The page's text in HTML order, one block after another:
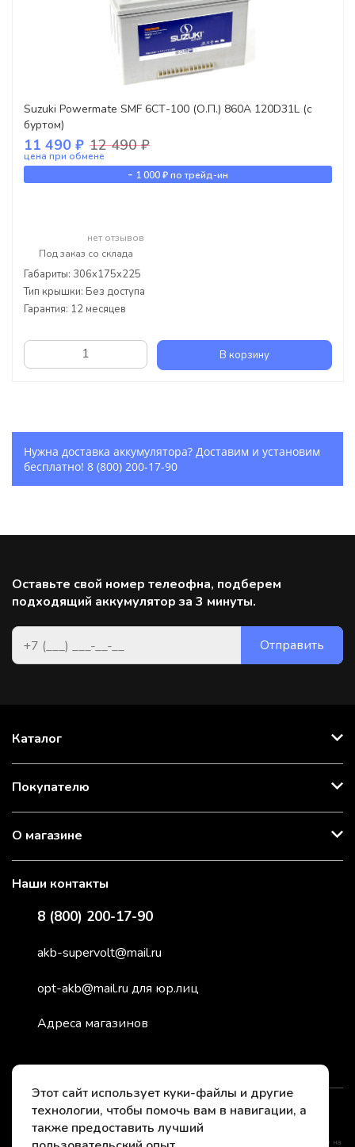
Suzuki Powermate SMF 6СТ-100 (О.П.) 860А 120D31L (с
буртом)
11 490 ₽ 12 490 ₽
цена при обмене
- 1 000 ₽по трейд-ин
нет отзывов
Под заказ со склада
Габариты: 306x175x225
Тип крышки: Без доступа
Гарантия: 12 месяцев
В корзину
Нужна доставка аккумулятора? Доставим и установим
бесплатно! 8 (800) 200-17-90
Оставьте свой номер телеофна, подберем
подходящий аккумулятор за 3 минуты.
Каталог
Покупателю
О магазине
Наши контакты
8 (800) 200-17-90
akb-supervolt@mail.ru
opt-akb@mail.ru для юр.лиц
Адреса магазинов
2026 © СуперВольт - заряжено энергией
*Instagram принадлежит компании Meta, признанной нежелательной организацией на
Этот сайт использует куки-файлы и другие
технологии, чтобы помочь вам в навигации, а
также предоставить лучший